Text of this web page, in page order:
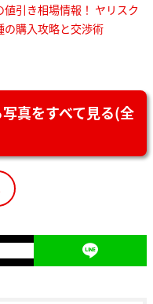
値引き相場情報！ ヤリスク
の購入攻略と交渉術
真をすべて見る(全